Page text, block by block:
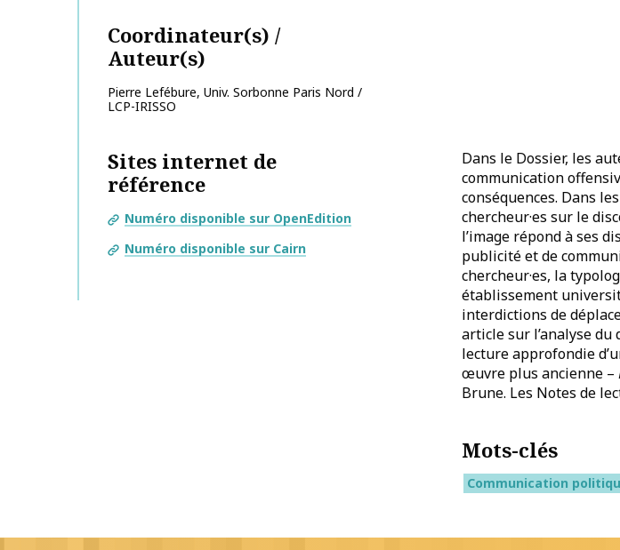
Coordinateur(s) /
Auteur(s)
Pierre Lefébure, Univ. Sorbonne Paris Nord /
LCP-IRISSO
Sites internet de
référence
Numéro disponible sur OpenEdition
Numéro disponible sur Cairn
Dans le Dossier, les
communication
conséquences. Dans
chercheur·es sur le
l’image répond à ses
publicité et de
chercheur·es, la
établissement
interdictions de
article sur l’analyse
lecture approfondie
œuvre plus ancienne –
Brune. Les Notes de
Mots-clés
Communication